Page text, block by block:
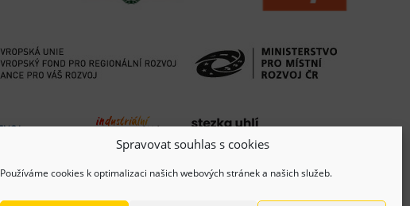
Spravovat souhlas s cookies
Používáme cookies k optimalizaci našich webových stránek a našich služeb.